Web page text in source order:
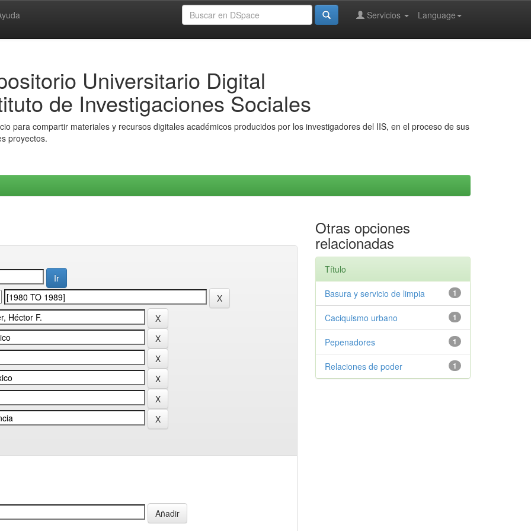
Language
Servicios
Universitario Digital
de Investigaciones Sociales
para compartir materiales y recursos digitales académicos producidos por los investigadores del IIS, en el proceso de sus
proyectos.
Otras opciones
relacionadas
Título
1
Basura y servicio de limpia
1
Caciquismo urbano
1
Pepenadores
1
Relaciones de poder